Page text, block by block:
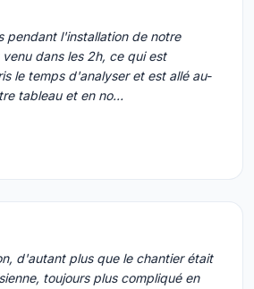
pendant l'installation de notre
dans les 2h, ce qui est
le temps d'analyser et est allé au-
tableau et en no…
d'autant plus que le chantier était
toujours plus compliqué en